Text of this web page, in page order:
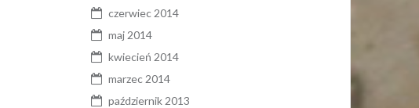
czerwiec 2014
maj 2014
kwiecień 2014
marzec 2014
październik 2013